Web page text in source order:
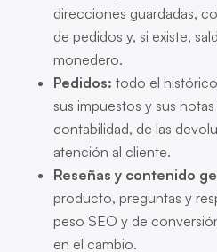
direcciones guardadas,
de pedidos y, si existe,
monedero.
Pedidos: todo el
sus impuestos y sus
contabilidad, de las
atención al cliente.
Reseñas y contenido
producto, preguntas y
peso SEO y de
en el cambio.